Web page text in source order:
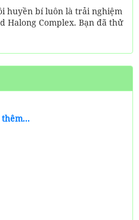
huyền bí luôn là trải nghiệm
Halong Complex. Bạn đã thử
thêm...